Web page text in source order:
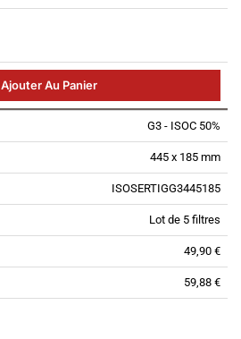
Ajouter Au Panier
G3 - ISOC 50%
445 x 185 mm
ISOSERTIGG3445185
Lot de 5 filtres
49,90 €
59,88 €